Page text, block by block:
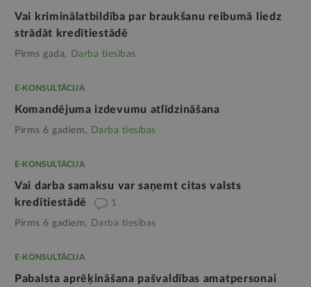
Vai kriminālatbildība par braukšanu reibumā liedz
strādāt kredītiestādē
Pirms gada, Darba tiesības
E-KONSULTĀCIJA
Komandējuma izdevumu atlīdzināšana
Pirms 6 gadiem, Darba tiesības
E-KONSULTĀCIJA
Vai darba samaksu var saņemt citas valsts
kredītiestādē
1
Pirms 6 gadiem, Darba tiesības
E-KONSULTĀCIJA
Pabalsta aprēķināšana pašvaldības amatpersonai